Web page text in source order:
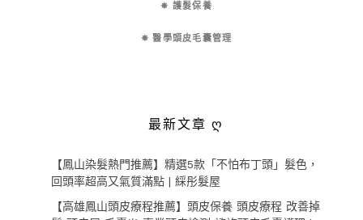
✵ 護髮保養
✵ 醫學頭皮毛囊管理
最新文章 ღ
【鳳山染髮熱門推薦】精選5款「不怕布丁頭」髮色，
回頭率超高又氣質滿點 | 綵彤髮屋
【高雄鳳山頭皮療程推薦】頭皮保養 頭皮療程 改善掉